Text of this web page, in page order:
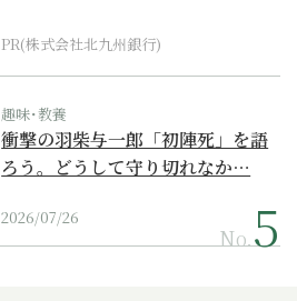
PR(株式会社北九州銀行)
趣味･教養
衝撃の羽柴与一郎「初陣死」を語
ろう。どうして守り切れなか…
2026/07/26
No.